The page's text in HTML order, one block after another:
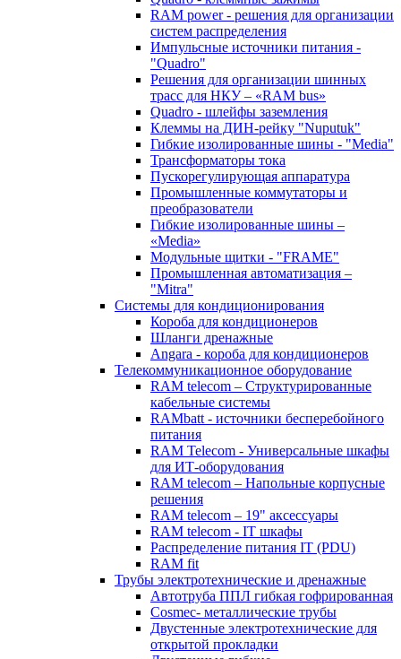
RAM power - решения для организации
систем распределения
Импульсные источники питания -
"Quadro"
Решения для организации шинных
трасс для НКУ – «RAM bus»
Quadro - шлейфы заземления
Клеммы на ДИН-рейку "Nuputuk"
Гибкие изолированные шины - "Media"
Трансформаторы тока
Пускорегулирующая аппаратура
Промышленные коммутаторы и
преобразователи
Гибкие изолированные шины –
«Media»
Модульные щитки - "FRAME"
Промышленная автоматизация –
"Mitra"
Системы для кондиционирования
Короба для кондиционеров
Шланги дренажные
Angara - короба для кондиционеров
Телекоммуникационное оборудование
RAM telecom – Структурированные
кабельные системы
RAMbatt - источники бесперебойного
питания
RAM Telecom - Универсальные шкафы
для ИТ-оборудования
RAM telecom – Напольные корпусные
решения
RAM telecom – 19" аксессуары
RAM telecom - IT шкафы
Распределение питания IT (PDU)
RAM fit
Трубы электротехнические и дренажные
Автотруба ППЛ гибкая гофрированная
Cosmec- металлические трубы
Двустенные электротехнические для
открытой прокладки